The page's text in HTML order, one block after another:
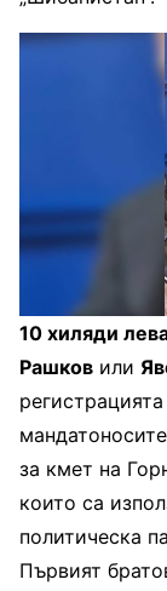
10 хиляди
Рашков или
регистрацията
за кмет на
които са
политическа
Първият